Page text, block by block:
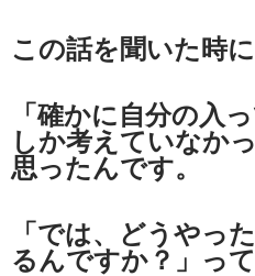
この話を聞いた時に
「確かに自分の入
しか考えていなか
思ったんです。
「では、どうやっ
るんですか？」っ